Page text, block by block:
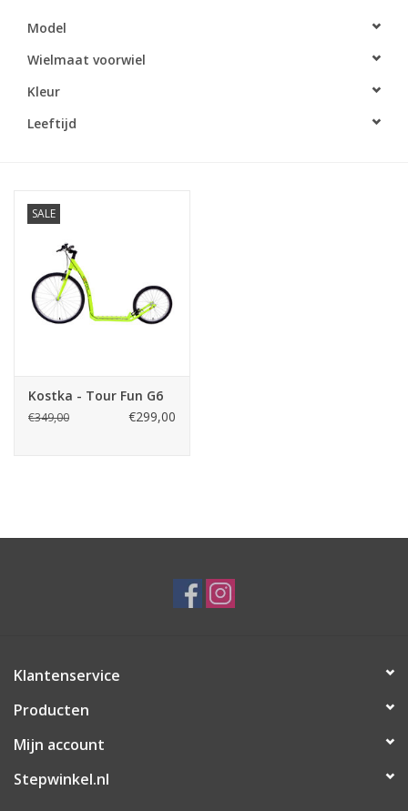
Model
Wielmaat voorwiel
Kleur
Leeftijd
SALE
Kostka - Tour Fun G6
€349,00 €299,00
Klantenservice
Producten
Mijn account
Stepwinkel.nl